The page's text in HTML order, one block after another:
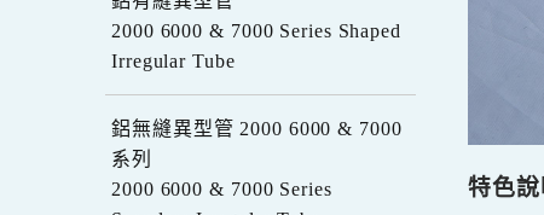
2000 6000 & 7000 Series Shaped
Irregular Tube
鋁無縫異型管 2000 6000 & 7000
系列
2000 6000 & 7000 Series
特色說